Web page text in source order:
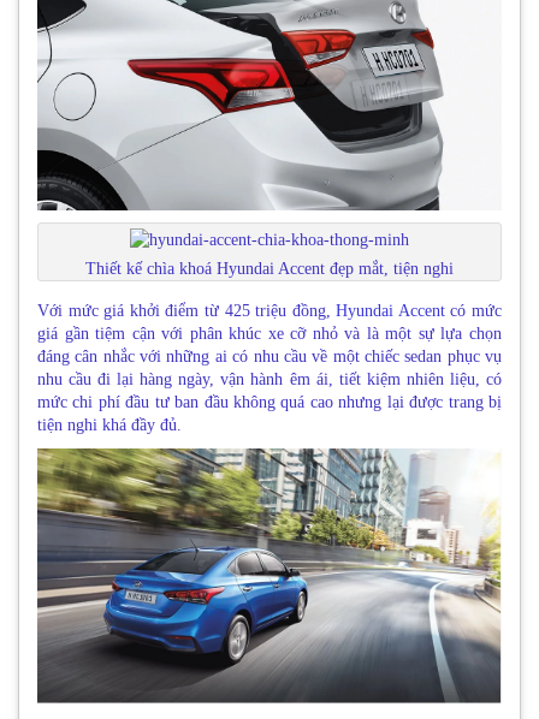
Thiết kế chìa khoá Hyundai Accent đẹp mắt, tiện nghi
Với mức giá khởi điểm từ 425 triệu đồng,Hyundai Accentcó mức
giá gần tiệm cận với phân khúc xe cỡ nhỏ và là một sự lựa chọn
đáng cân nhắc với những ai có nhu cầu về một chiếc sedan phục vụ
nhu cầu đi lại hàng ngày, vận hành êm ái, tiết kiệm nhiên liệu, có
mức chi phí đầu tư ban đầu không quá cao nhưng lại được trang bị
tiện nghi khá đầy đủ.